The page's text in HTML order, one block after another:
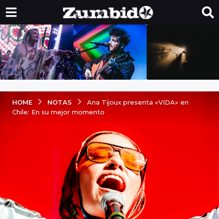
HOME NOTAS
Ana Tijoux presenta «VIDA» en
Chile: En su mejor momento